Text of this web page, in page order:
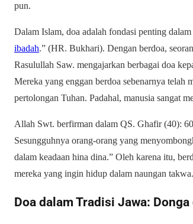
pun.
Dalam Islam, doa adalah fondasi penting
ibadah.” (HR. Bukhari). Dengan berdoa,
Rasulullah Saw. mengajarkan berbagai doa
Mereka yang enggan berdoa sebenarnya telah
pertolongan Tuhan. Padahal, manusia sangat
Allah Swt. berfirman dalam QS. Ghafir (40):
Sesungguhnya orang-orang yang
dalam keadaan hina dina.” Oleh karena itu,
mereka yang ingin hidup dalam naungan takwa.
Doa dalam Tradisi Jawa: